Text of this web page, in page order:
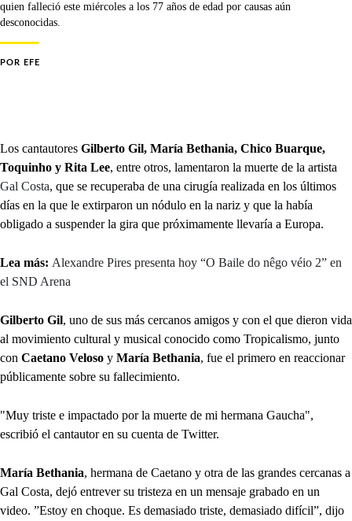
quien falleció este miércoles a los 77 años de edad por causas aún
desconocidas.
POR EFE
Los cantautores Gilberto Gil, María Bethania, Chico Buarque,
Toquinho y Rita Lee, entre otros, lamentaron la muerte de la artista
Gal Costa, que se recuperaba de una cirugía realizada en los últimos
días en la que le extirparon un nódulo en la nariz y que la había
obligado a suspender la gira que próximamente llevaría a Europa.
Lea más: Alexandre Pires presenta hoy “O Baile do nêgo véio 2” en
el SND Arena
Gilberto Gil, uno de sus más cercanos amigos y con el que dieron vida
al movimiento cultural y musical conocido como Tropicalismo, junto
con Caetano Veloso y María Bethania, fue el primero en reaccionar
públicamente sobre su fallecimiento.
"Muy triste e impactado por la muerte de mi hermana Gaucha",
escribió el cantautor en su cuenta de Twitter.
María Bethania, hermana de Caetano y otra de las grandes cercanas a
Gal Costa, dejó entrever su tristeza en un mensaje grabado en un
video. ”Estoy en choque. Es demasiado triste, demasiado difícil”, dijo